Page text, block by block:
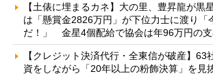
【土俵に埋まるカネ】大の里、豊昇龍が黒
は「懸賞金2826万円」が下位力士に渡り「
だ！」 金星4個配給で協会は年96万円の支
【クレジット決済代行・全東信が破産】63
資をしながら「20年以上の粉飾決算」を見